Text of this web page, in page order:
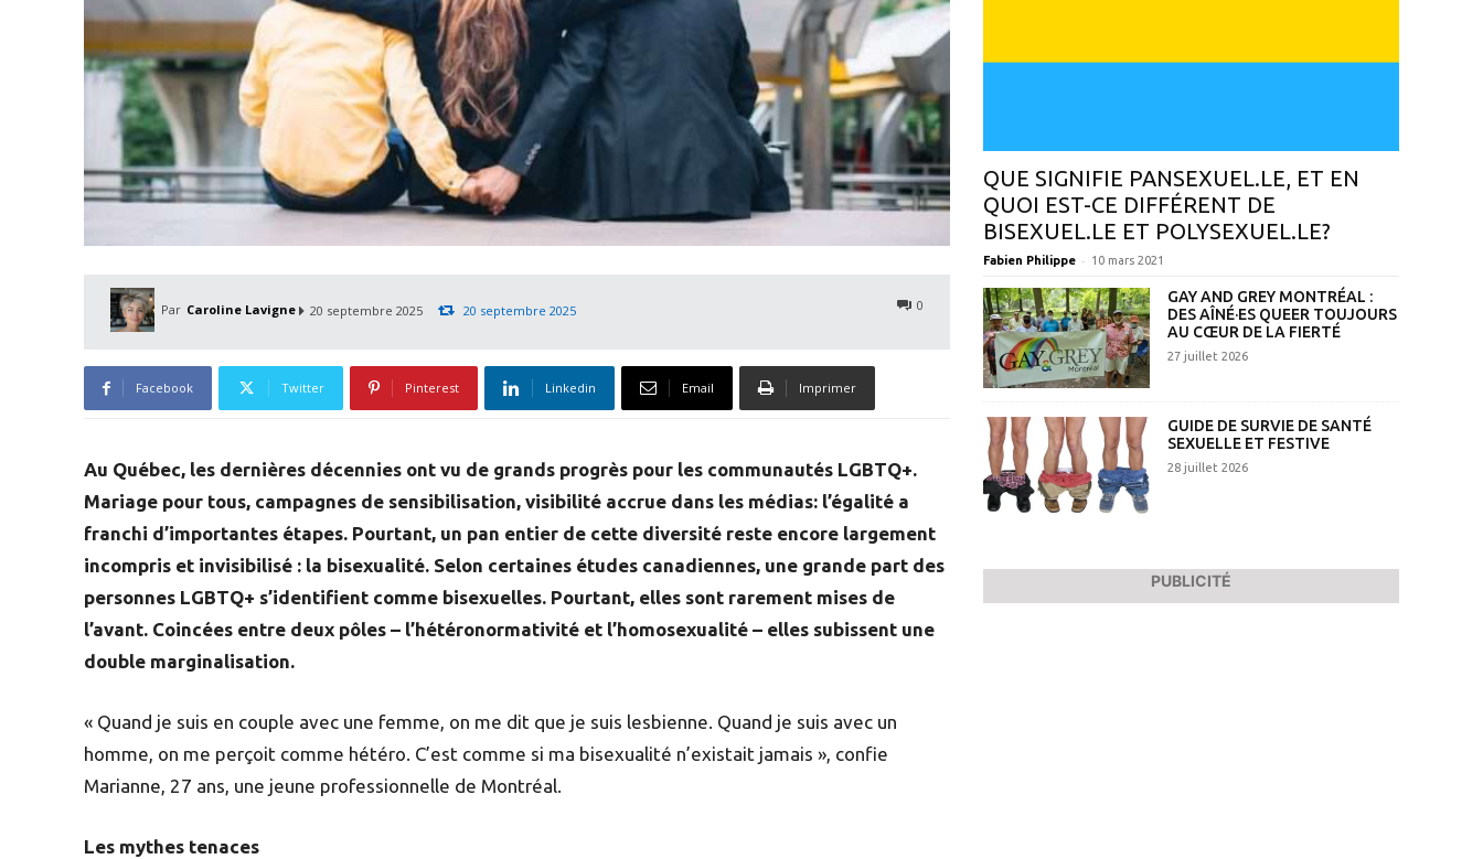
Par Caroline Lavigne 20 septembre 2025 0
20 septembre 2025
Facebook Twitter Pinterest Linkedin Email Imprimer
Au Québec, les dernières décennies ont vu de grands progrès pour les communautés LGBTQ+.
Mariage pour tous, campagnes de sensibilisation, visibilité accrue dans les médias: l’égalité a
franchi d’importantes étapes. Pourtant, un pan entier de cette diversité reste encore largement
incompris et invisibilisé : la bisexualité. Selon certaines études canadiennes, une grande part des
personnes LGBTQ+ s’identifient comme bisexuelles. Pourtant, elles sont rarement mises de
l’avant. Coincées entre deux pôles – l’hétéronormativité et l’homosexualité – elles subissent une
double marginalisation.
« Quand je suis en couple avec une femme, on me dit que je suis lesbienne. Quand je suis avec un
homme, on me perçoit comme hétéro. C’est comme si ma bisexualité n’existait jamais », confie
Marianne, 27 ans, une jeune professionnelle de Montréal.
Les mythes tenaces
QUE SIGNIFIE PANSEXUEL.LE, ET EN
QUOI EST-CE DIFFÉRENT DE
BISEXUEL.LE ET POLYSEXUEL.LE?
Fabien Philippe - 10 mars 2021
GAY AND GREY MONTRÉAL :
DES AÎNÉ·ES QUEER TOUJOURS
AU CŒUR DE LA FIERTÉ
27 juillet 2026
GUIDE DE SURVIE DE SANTÉ
SEXUELLE ET FESTIVE
28 juillet 2026
PUBLICITÉ